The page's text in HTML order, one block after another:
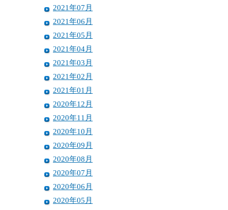
2021年07月
2021年06月
2021年05月
2021年04月
2021年03月
2021年02月
2021年01月
2020年12月
2020年11月
2020年10月
2020年09月
2020年08月
2020年07月
2020年06月
2020年05月